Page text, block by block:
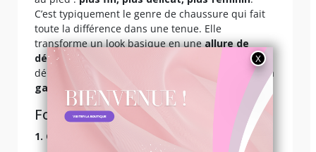
C’est typiquement le genre de chaussure qui fait
toute la différence dans une tenue. Elle
transforme un look basique en uneallure de
déesse fatale
débuter, ces escarpins méritent leur place dans ta
garde-robe de travestie affirmée
Foire aux questions
1. Ces escarpins taillent-ils normalement ?